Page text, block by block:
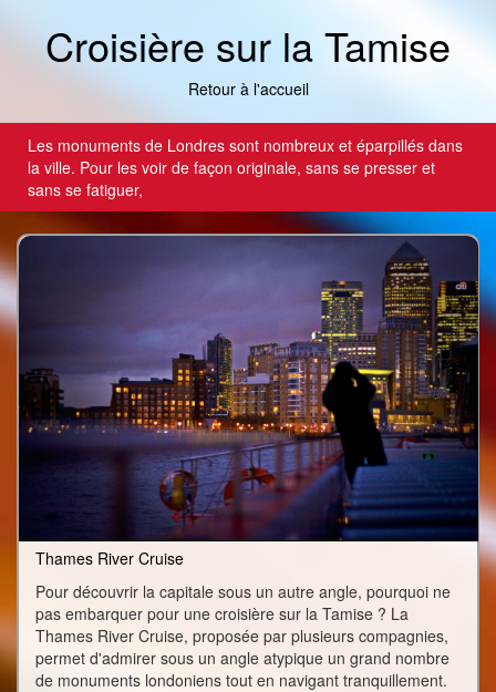
Croisière sur la Tamise
Retour à l'accueil
Les monuments de Londres sont nombreux et éparpillés dans
la ville. Pour les voir de façon originale, sans se presser et
sans se fatiguer,
Thames River Cruise
Pour découvrir la capitale sous un autre angle, pourquoi ne
pas embarquer pour une croisière sur la Tamise ? La
Thames River Cruise, proposée par plusieurs compagnies,
permet d'admirer sous un angle atypique un grand nombre
de monuments londoniens tout en navigant tranquillement.